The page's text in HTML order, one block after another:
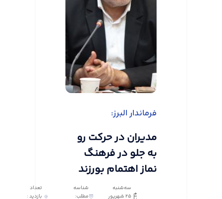
فرماندار البرز:
مدیران در حرکت رو
به جلو در فرهنگ
نماز اهتمام بورزند
سه‌شنبه
25 شهریور
شناسه
مطلب:
تعداد
بازدید :